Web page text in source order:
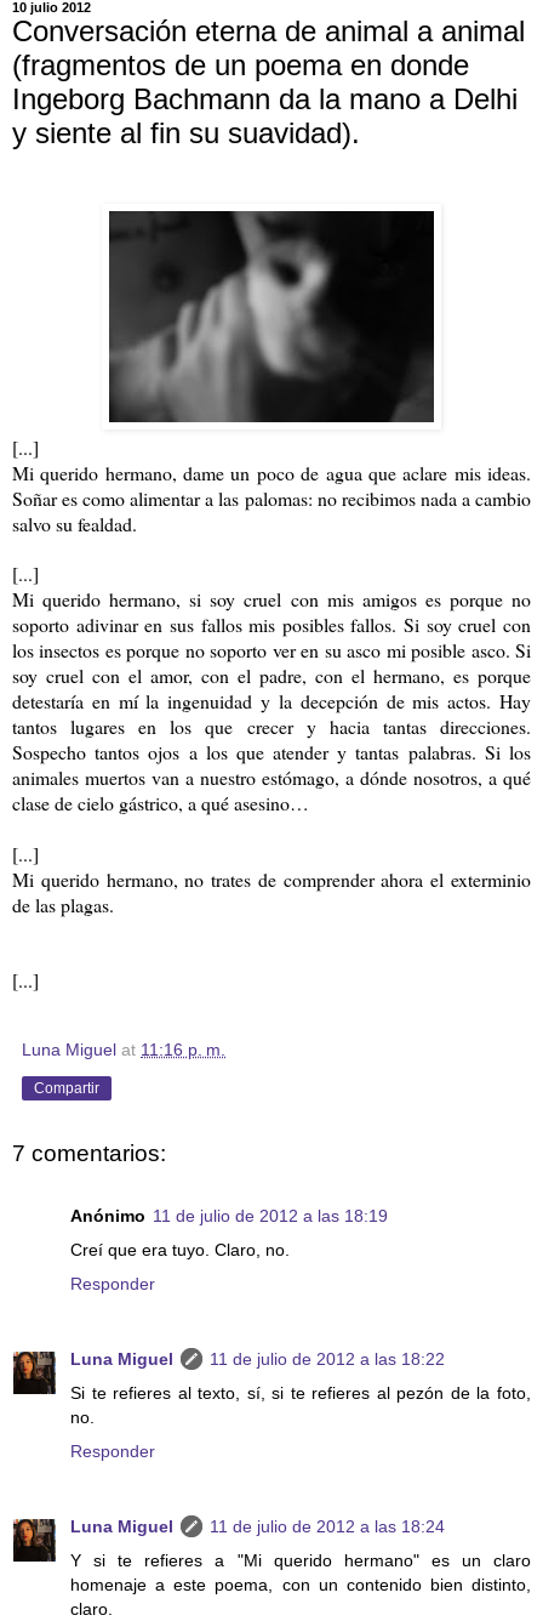
10 julio 2012
Conversación eterna de animal a animal
(fragmentos de un poema en donde
Ingeborg Bachmann da la mano a Delhi
y siente al fin su suavidad).
[...]
Mi querido hermano, dame un poco de agua que aclare mis ideas.
Soñar es como alimentar a las palomas: no recibimos nada a cambio
salvo su fealdad.
[...]
Mi querido hermano, si soy cruel con mis amigos es porque no
soporto adivinar en sus fallos mis posibles fallos. Si soy cruel con
los insectos es porque no soporto ver en su asco mi posible asco. Si
soy cruel con el amor, con el padre, con el hermano, es porque
detestaría en mí la ingenuidad y la decepción de mis actos. Hay
tantos lugares en los que crecer y hacia tantas direcciones.
Sospecho tantos ojos a los que atender y tantas palabras. Si los
animales muertos van a nuestro estómago, a dónde nosotros, a qué
clase de cielo gástrico, a qué asesino…
[...]
Mi querido hermano, no trates de comprender ahora el exterminio
de las plagas.
[...]
Luna Miguel at 11:16 p. m.
Compartir
7 comentarios:
Anónimo 11 de julio de 2012 a las 18:19
Creí que era tuyo. Claro, no.
Responder
Luna Miguel
11 de julio de 2012 a las 18:22
Si te refieres al texto, sí, si te refieres al pezón de la foto,
no.
Responder
Luna Miguel
11 de julio de 2012 a las 18:24
Y si te refieres a "Mi querido hermano" es un claro
homenaje a este poema, con un contenido bien distinto,
claro.